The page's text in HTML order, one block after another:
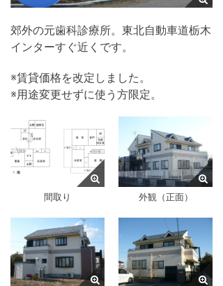
郊外の元歯科診療所。東北自動車道栃木
インターすぐ近くです。
※賃貸価格を改定しました。
※用途変更せずに使う方限定。
間取り 外観（正面）